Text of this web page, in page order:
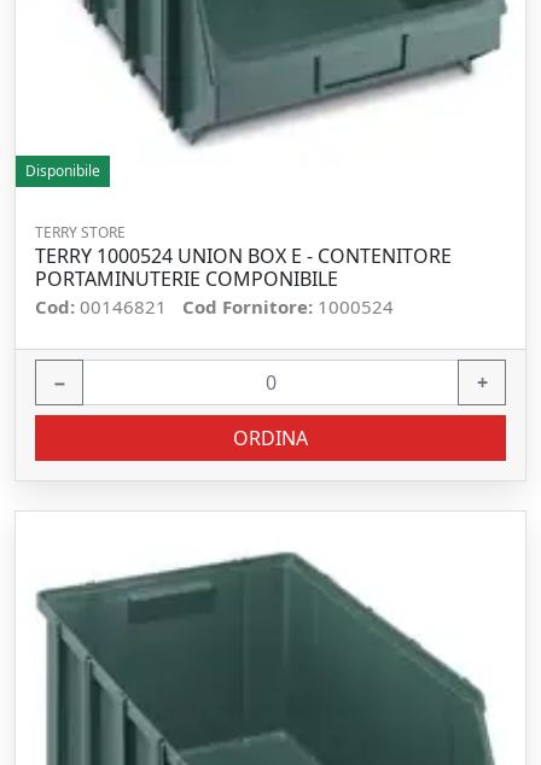
Disponibile
TERRY STORE
TERRY 1000524 UNION BOX E - CONTENITORE
PORTAMINUTERIE COMPONIBILE
Cod: 00146821 Cod Fornitore: 1000524
− +
ORDINA